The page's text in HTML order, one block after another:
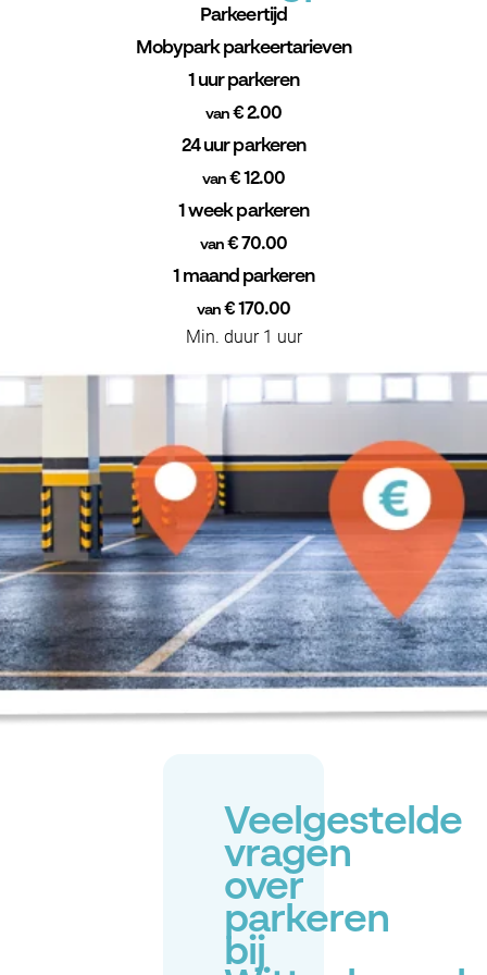
Parkeertijd
Mobypark parkeertarieven
1 uur parkeren
van€ 2.00
24 uur parkeren
van€ 12.00
1 week parkeren
van€ 70.00
1 maand parkeren
van€ 170.00
Min. duur 1 uur
Veelgestelde
vragen
over
parkeren
bij